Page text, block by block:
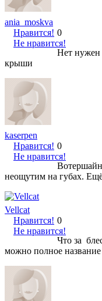
ania_moskva
Нравится!
Не нравится!
0
Нет нужен
крыши
kaserpen
Нравится!
Не нравится!
0
неощутим на губах.
Vellcat
Нравится!
Не нравится!
0
Что за
можно полное название